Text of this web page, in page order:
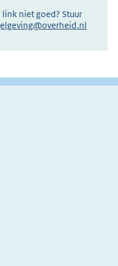
niet goed? Stuur